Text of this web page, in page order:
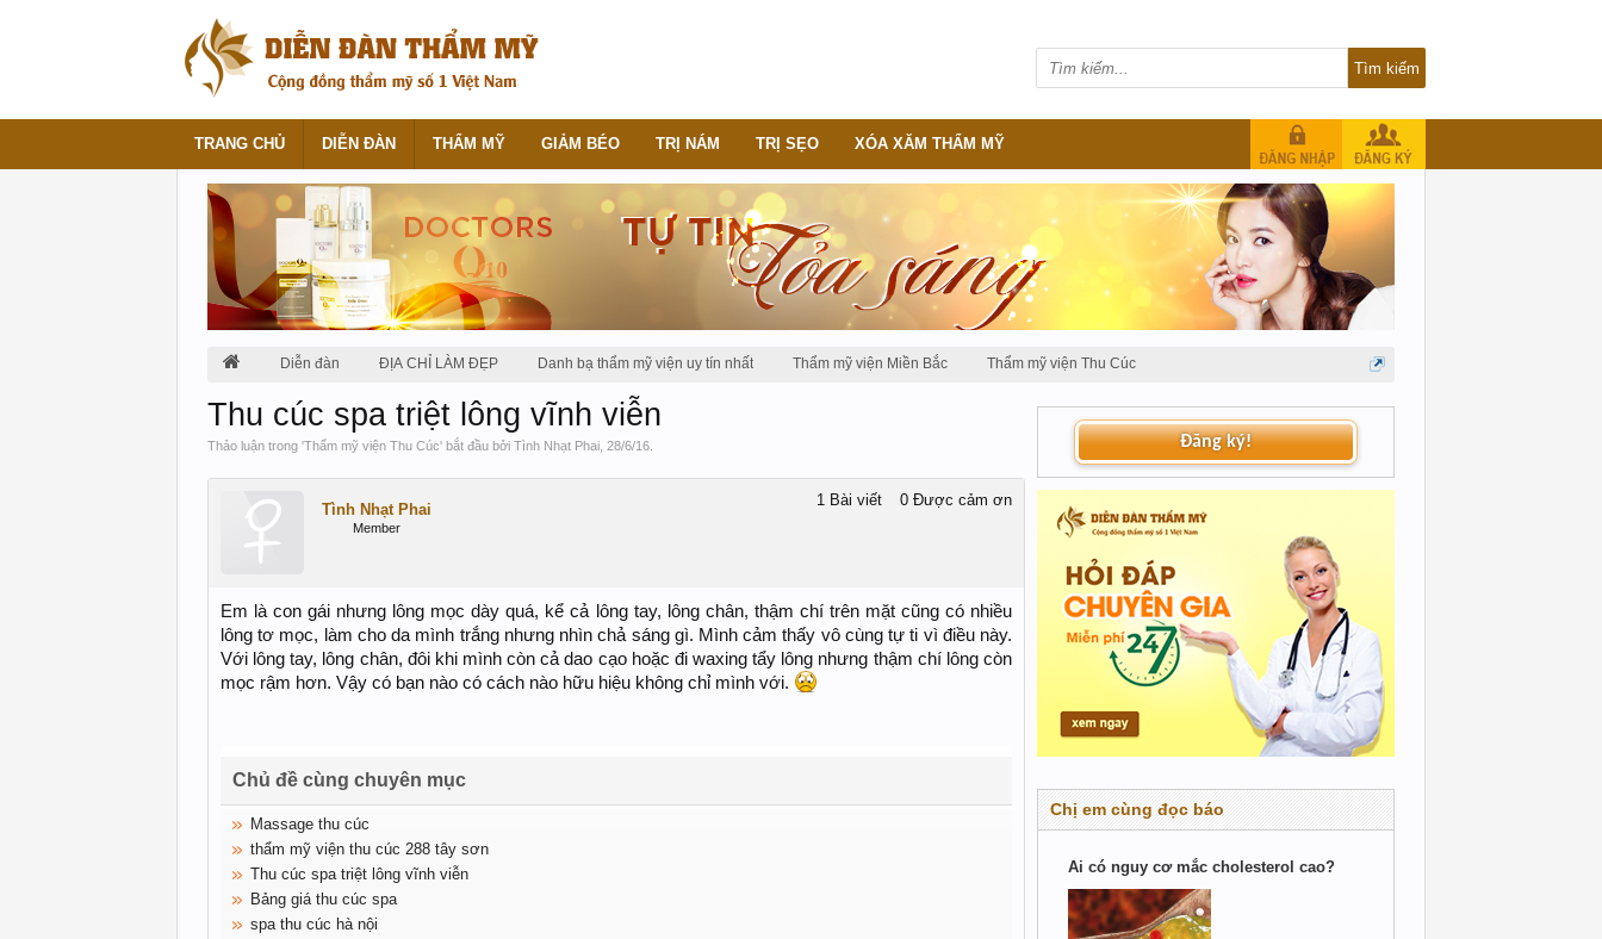
Diễn đàn ĐỊA CHỈ LÀM ĐẸP Danh bạ thẩm mỹ viện uy tín nhất Thẩm mỹ viện Miền Bắc Thẩm mỹ viện Thu Cúc
Thu cúc spa triệt lông vĩnh viễn
Thảo luận trong 'Thẩm mỹ viện Thu Cúc' bắt đầu bởi Tình Nhạt Phai 28/6/16
Tình Nhạt Phai
Member
1 Bài viết 0 Được cảm ơn
Em là con gái nhưng lông mọc dày quá, kể cả lông tay, lông chân, thậm chí trên mặt cũng có nhiều
lông tơ mọc, làm cho da mình trắng nhưng nhìn chả sáng gì. Mình cảm thấy vô cùng tự ti vì điều này.
Với lông tay, lông chân, đôi khi mình còn cả dao cạo hoặc đi waxing tẩy lông nhưng thậm chí lông còn
mọc rậm hơn. Vậy có bạn nào có cách nào hữu hiệu không chỉ mình với.
Chủ đề cùng chuyên mục
Massage thu cúc
thẩm mỹ viện thu cúc 288 tây sơn
Thu cúc spa triệt lông vĩnh viễn
Bảng giá thu cúc spa
spa thu cúc hà nội
Đăng ký!
Chị em cùng đọc báo
Ai có nguy cơ mắc cholesterol cao?
TRANG CHỦ DIỄN ĐÀN THẨM MỸ GIẢM BÉO TRỊ NÁM TRỊ SẸO XÓA XĂM THẨM MỸ